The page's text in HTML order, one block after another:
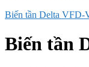
Biến tần Delta VFD-
Biến tần